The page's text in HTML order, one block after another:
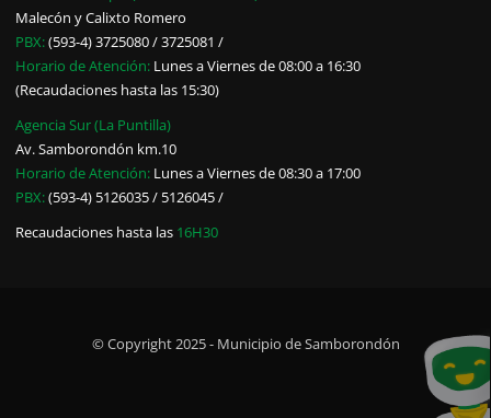
Malecón y Calixto Romero
PBX:(593-4) 3725080 / 3725081 /
Horario de Atención: Lunes a Viernes de 08:00 a 16:30
(Recaudaciones hasta las 15:30)
Agencia Sur (La Puntilla)
Av. Samborondón km.10
Horario de Atención: Lunes a Viernes de 08:30 a 17:00
PBX:(593-4) 5126035 / 5126045 /
Recaudaciones hasta las 16H30
© Copyright 2025 - Municipio de Samborondón